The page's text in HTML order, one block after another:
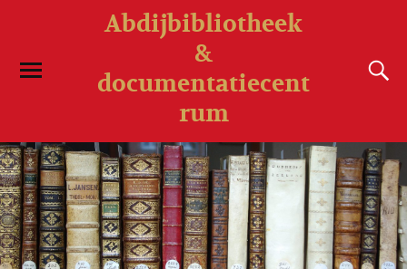
Abdijbibliotheek
&
documentatiecent
rum